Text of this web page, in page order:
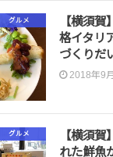
グルメ
【横須
格イタリ
づくりだ
2018年9
グルメ
【横須
れた鮮魚